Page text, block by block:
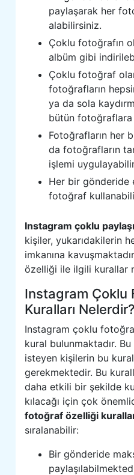
paylaşarak her
alabilirsiniz.
Çoklu fotoğrafın
albüm gibi
Çoklu fotoğraf
fotoğrafların
ya da sola
bütün fotoğraflara
Fotoğrafların her
da fotoğrafların
işlemi
Her bir gönderide
fotoğraf
Instagram çoklu
kişiler, yukarıdakilerin
imkanına
özelliği ile ilgili kurallar
Instagram Çoklu
Kuralları Nelerdir?
Instagram çoklu
kural bulunmaktadır.
isteyen kişilerin bu
gerekmektedir. Bu
daha etkili bir şekilde
kılacağı için çok
fotoğraf özelliği
sıralanabilir:
Bir gönderide